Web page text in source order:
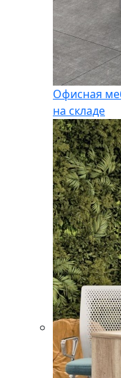
Офисная
на складе